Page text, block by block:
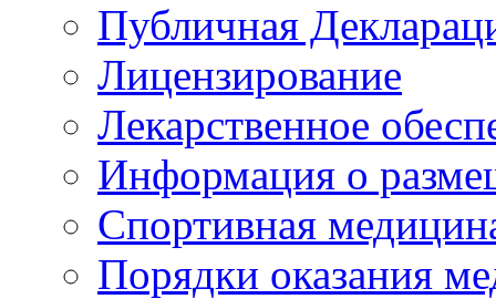
Публичная
Лицензирование
Лекарственное
Информация о
Спортивная
Порядки оказания